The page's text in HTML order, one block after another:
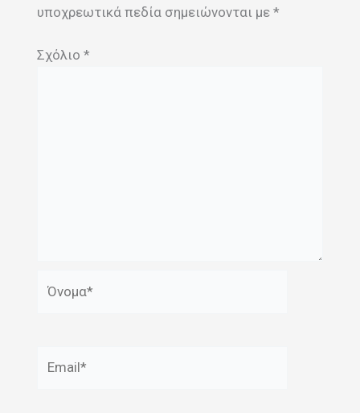
υποχρεωτικά πεδία σημειώνονται με *
Σχόλιο *